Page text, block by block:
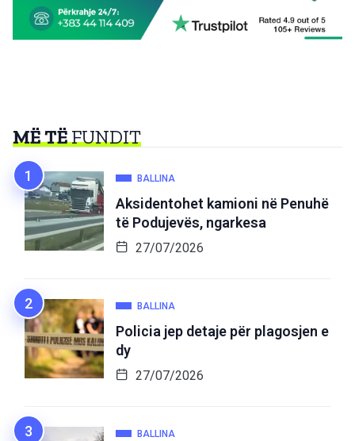
MË TËFUNDIT
BALLINA
Aksidentohet kamioni në Penuhë
të Podujevës, ngarkesa
27/07/2026
BALLINA
Policia jep detaje për plagosjen e
dy
27/07/2026
BALLINA